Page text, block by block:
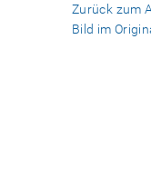
Zurück zum
Bild im